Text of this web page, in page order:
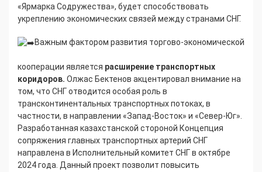
«Ярмарка Содружества», будет способствовать
укреплению экономических связей между странами СНГ.
Важным фактором развития торгово-экономической
кооперации является расширение транспортных
коридоров. Олжас Бектенов акцентировал внимание на
том, что СНГ отводится особая роль в
трансконтинентальных транспортных потоках, в
частности, в направлении «Запад-Восток» и «Север-Юг».
Разработанная казахстанской стороной Концепция
сопряжения главных транспортных артерий СНГ
направлена в Исполнительный комитет СНГ в октябре
2024 года. Данный проект позволит повысить